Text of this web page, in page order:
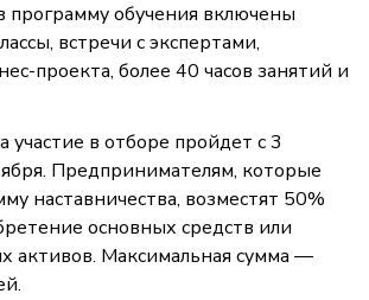
программу обучения включены
встречи с экспертами,
проекта, более 40 часов занятий и
участие в отборе пройдет с 3
Предпринимателям, которые
наставничества, возместят 50%
основных средств или
активов. Максимальная сумма —